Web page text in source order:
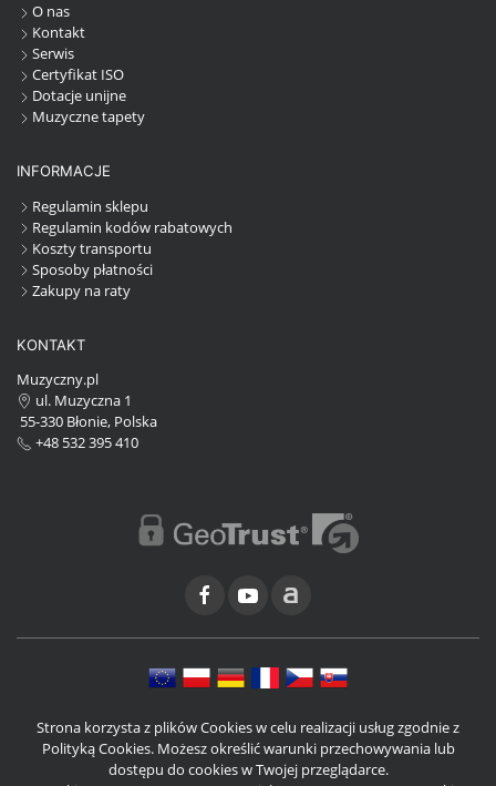
O nas
Kontakt
Serwis
Certyfikat ISO
Dotacje unijne
Muzyczne tapety
INFORMACJE
Regulamin sklepu
Regulamin kodów rabatowych
Koszty transportu
Sposoby płatności
Zakupy na raty
KONTAKT
Muzyczny.pl
ul. Muzyczna 1
55-330 Błonie, Polska
+48 532 395 410
Strona korzysta z plików Cookies w celu realizacji usług zgodnie z
Polityką Cookies. Możesz określić warunki przechowywania lub
dostępu do cookies w Twojej przeglądarce.